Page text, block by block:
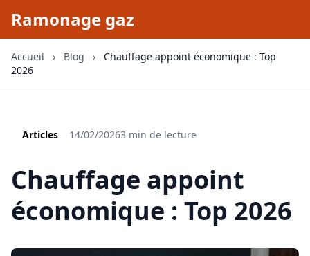
Ramonage gaz
Accueil › Blog ›
Chauffage appoint économique : Top
2026
Articles 14/02/20263 min de lecture
Chauffage appoint
économique : Top 2026